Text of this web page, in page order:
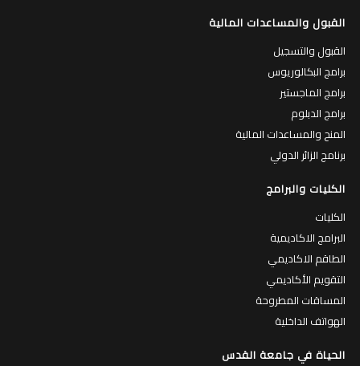
القبول والمساعدات المالية
القبول والتسجيل
برامج البكالوريوس
برامج الماجستير
برامج الدبلوم
المنح والمساعدات المالية
برنامج الزائر الدولي
الكليات والبرامج
الكليات
البرامج الاكاديمية
الطاقم الاكاديمي
التقويم الأكاديمي
المساقات المطروحة
الهواتف الداخلية
الحياة في جامعة القدس